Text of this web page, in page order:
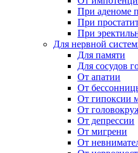
При аденоме
При
При
Для нервной
Для памяти
Для сосудов
От апатии
От
От гипоксии
От
От депрессии
От мигрени
От